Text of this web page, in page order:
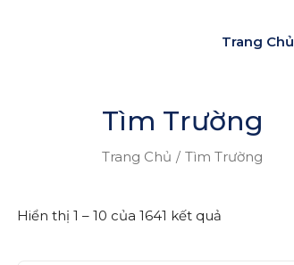
Trang Chủ
Tìm Trường
Trang Chủ Tìm Trường
Hiển thị 1 – 10 của 1641 kết quả